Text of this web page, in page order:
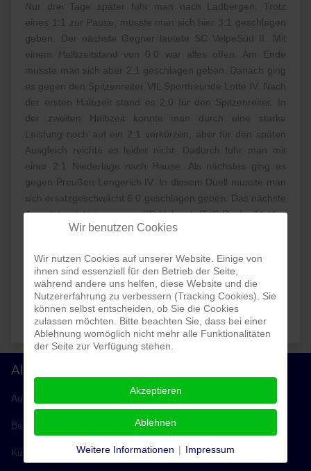
Nur drei Tage später fuhr man nach Ladbergen. Trotz
eines 1:1 zur Pause, musste man sich hier 3:1 geschlagen
geben. Der nächste Gegner lautete SC VelpeSüd II. Mit
einem Halbzeitstand von 0:0 war alles offen. Am Ende
musste man sich aber 2:1 geschlagen geben. Danach ging
es gegen den Spitzenreiter VfL Sportfreunde Lotte IV. Nach
der ersten Halbzeit stand es 2:0 für den Spitzenreiter. In
der zweiten Halbzeit konnte man durch eine starke
Leistung noch auf ein 2:1 verkürzen, aber für den späten
Ausgleich reichte es leider nicht. Dadurch fuhr man mit
einer 2:1 Niederlage nach Hause. Als nächstes ging es
gegen Preußen Lengerich IV. In diesem Duell musste man
sich ersatzgeschwächt 6:0 geschlagen geben. Das nächste
Auswärtsspiel ging gegen SG Halverde/TuS Recke IV. Hier
konnte durch eine starke erste Halbzeit ein 4:0 erreicht
Endstand lautete 4:0 und die Heimreise wurde mit einem
Sieg angetreten. Das letzte Spiel im Jahr 2025 gegen SV
Uffeln II, fiel aufgrund der dünnen Personaldecke leider
aus und wurde gegen uns gewertet.
Allgemeines
Aufnahmeantrag
Beiträge
Kündigung
Wir benutzen Cookies
Wir nutzen Cookies auf unserer Website. Einige von
ihnen sind essenziell für den Betrieb der Seite,
während andere uns helfen, diese Website und die
Nutzererfahrung zu verbessern (Tracking Cookies). Sie
können selbst entscheiden, ob Sie die Cookies
zulassen möchten. Bitte beachten Sie, dass bei einer
Ablehnung womöglich nicht mehr alle Funktionalitäten
der Seite zur Verfügung stehen.
Akzeptieren
Ablehnen
Weitere Informationen | Impressum